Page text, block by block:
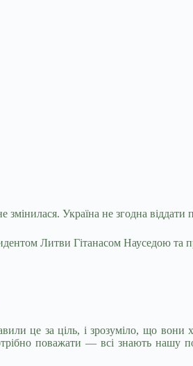
Україна не згодна віддати
Литви Гітанасом Науседою
це за ціль, і зрозуміло, що вони
поважати — всі знають